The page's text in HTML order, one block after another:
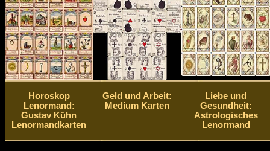
Horoskop
Lenormand:
Gustav Kühn
Lenormandkarten
Geld und Arbeit:
Medium Karten
Liebe und
Gesundheit:
Astrologisches
Lenormand